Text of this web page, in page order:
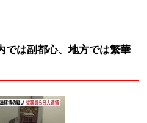
では副都心、地方では繁華